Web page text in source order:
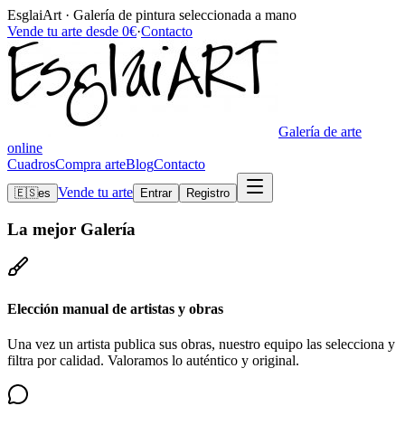
EsglaiArt · Galería de pintura seleccionada a mano
Vende tu arte desde 0€·Contacto
Galería de arte
online
CuadrosCompra arteBlogContacto
🇪🇸es Vende tu arte Entrar Registro
La mejor Galería
Elección manual de artistas y obras
Una vez un artista publica sus obras, nuestro equipo las selecciona y
filtra por calidad. Valoramos lo auténtico y original.